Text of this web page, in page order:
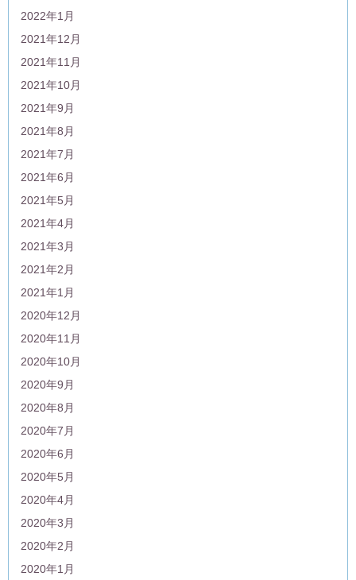
2022年1月
2021年12月
2021年11月
2021年10月
2021年9月
2021年8月
2021年7月
2021年6月
2021年5月
2021年4月
2021年3月
2021年2月
2021年1月
2020年12月
2020年11月
2020年10月
2020年9月
2020年8月
2020年7月
2020年6月
2020年5月
2020年4月
2020年3月
2020年2月
2020年1月